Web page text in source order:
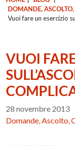
DOMANDE,
Vuoi fare un esercizio
VUOI
28 novembre 2013
Domande, Ascolto,